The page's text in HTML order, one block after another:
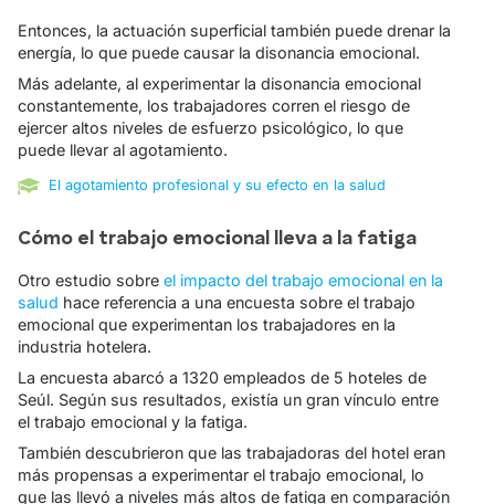
Entonces, la actuación superficial también puede drenar la
energía, lo que puede causar la disonancia emocional.
Más adelante, al experimentar la disonancia emocional
constantemente, los trabajadores corren el riesgo de
ejercer altos niveles de esfuerzo psicológico, lo que
puede llevar al agotamiento.
El agotamiento profesional y su efecto en la salud
Cómo el trabajo emocional lleva a la fatiga
Otro estudio sobre el impacto del trabajo emocional en la
salud hace referencia a una encuesta sobre el trabajo
emocional que experimentan los trabajadores en la
industria hotelera.
La encuesta abarcó a 1320 empleados de 5 hoteles de
Seúl. Según sus resultados, existía un gran vínculo entre
el trabajo emocional y la fatiga.
También descubrieron que las trabajadoras del hotel eran
más propensas a experimentar el trabajo emocional, lo
que las llevó a niveles más altos de fatiga en comparación